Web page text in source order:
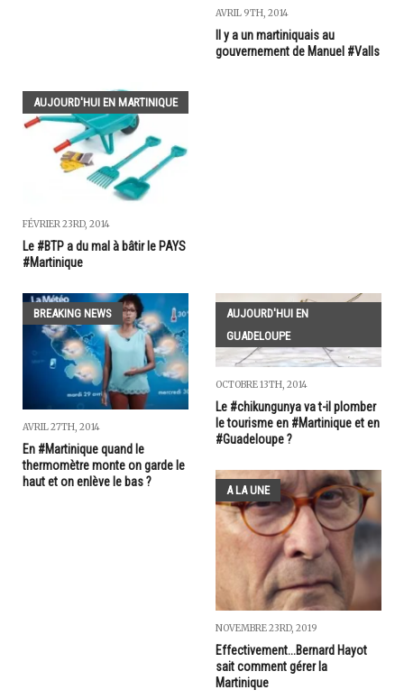
AVRIL 9TH, 2014
Il y a un martiniquais au
gouvernement de Manuel #Valls
AUJOURD'HUI EN MARTINIQUE
FÉVRIER 23RD, 2014
Le #BTP a du mal à bâtir le PAYS
#Martinique
BREAKING NEWS
AVRIL 27TH, 2014
En #Martinique quand le
thermomètre monte on garde le
haut et on enlève le bas ?
AUJOURD'HUI EN
GUADELOUPE
OCTOBRE 13TH, 2014
Le #chikungunya va t-il plomber
le tourisme en #Martinique et en
#Guadeloupe ?
A LA UNE
NOVEMBRE 23RD, 2019
Effectivement...Bernard Hayot
sait comment gérer la
Martinique